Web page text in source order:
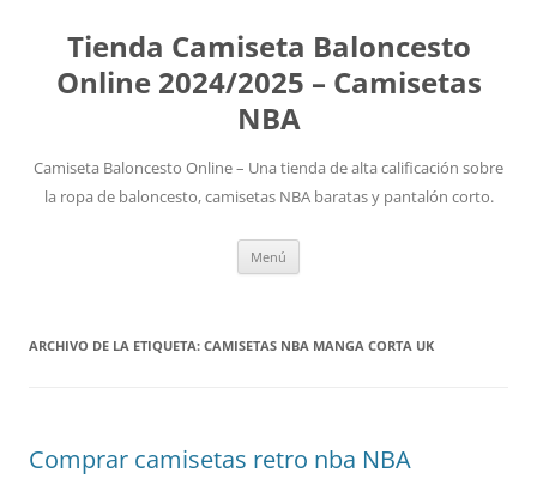
Tienda Camiseta Baloncesto
Online 2024/2025 – Camisetas
NBA
Camiseta Baloncesto Online – Una tienda de alta calificación sobre
la ropa de baloncesto, camisetas NBA baratas y pantalón corto.
Menú
ARCHIVO DE LA ETIQUETA: CAMISETAS NBA MANGA CORTA UK
Comprar camisetas retro nba NBA